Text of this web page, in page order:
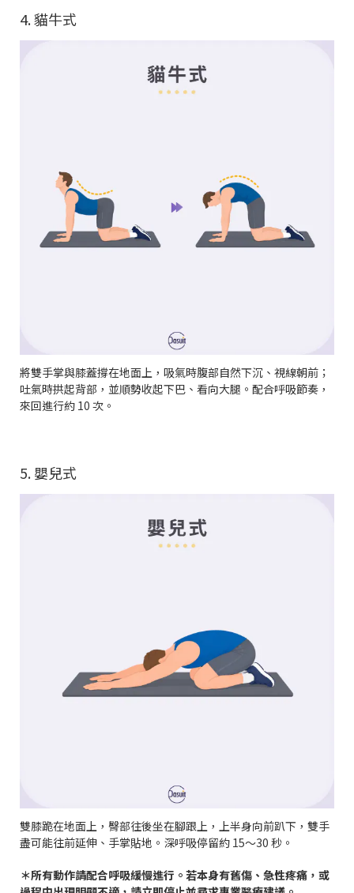
4. 貓牛式
將雙手掌與膝蓋撐在地面上，吸氣時腹部自然下沉、視線朝前；
吐氣時拱起背部，並順勢收起下巴、看向大腿。配合呼吸節奏，
來回進行約 10 次。
5. 嬰兒式
雙膝跪在地面上，臀部往後坐在腳跟上，上半身向前趴下，雙手
盡可能往前延伸、手掌貼地。深呼吸停留約 15～30 秒。
＊所有動作請配合呼吸緩慢進行。若本身有舊傷、急性疼痛，或